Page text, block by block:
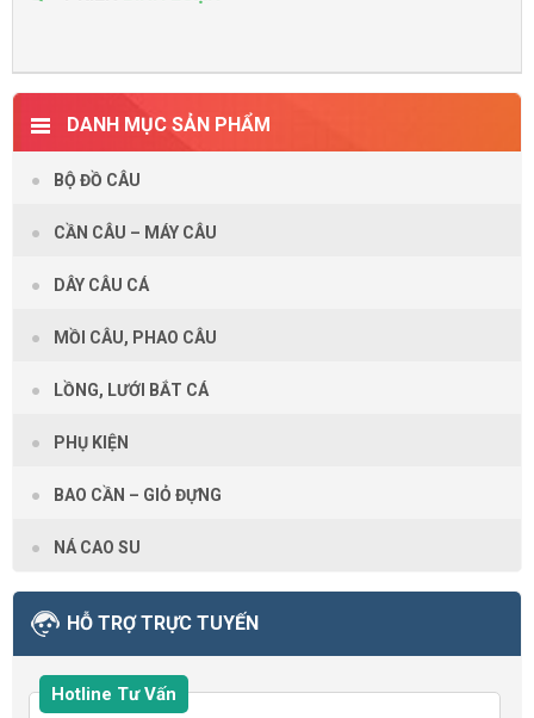
DANH MỤC SẢN PHẨM
BỘ ĐỒ CÂU
CẦN CÂU – MÁY CÂU
DÂY CÂU CÁ
MỒI CÂU, PHAO CÂU
LỒNG, LƯỚI BẮT CÁ
PHỤ KIỆN
BAO CẦN – GIỎ ĐỰNG
NÁ CAO SU
HỖ TRỢ TRỰC TUYẾN
Hotline Tư Vấn